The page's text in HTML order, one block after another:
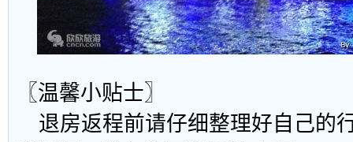
〖温馨小贴士〗
退房返程前请仔细整理好自己的